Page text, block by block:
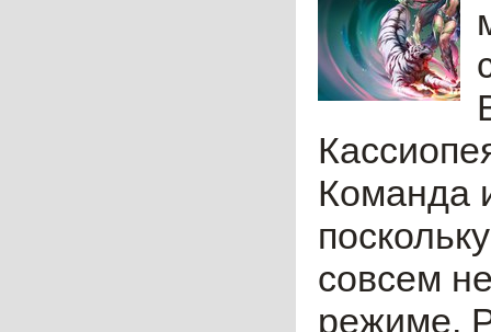
Команда
совсем
режиме.